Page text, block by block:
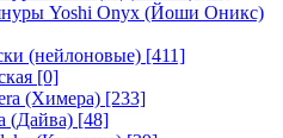
Yoshi Onyx (Йоши Оникс)
(нейлоновые) [411]
[0]
(Химера) [233]
(Дайва) [48]